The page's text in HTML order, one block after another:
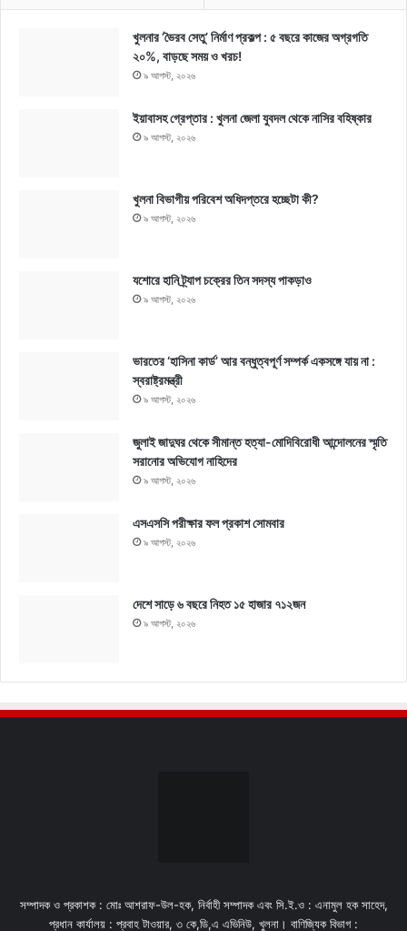
খুলনার ‘ভৈরব সেতু’ নির্মাণ প্রকল্প : ৫ বছরে কাজের অগ্রগতি
২০%, বাড়ছে সময় ও খরচ!
৯ আগস্ট, ২০২৬
ইয়াবাসহ গ্রেপ্তার : খুলনা জেলা যুবদল থেকে নাসির বহিষ্কার
৯ আগস্ট, ২০২৬
খুলনা বিভাগীয় পরিবেশ অধিদপ্তরে হচ্ছেটা কী?
৯ আগস্ট, ২০২৬
যশোরে হানি ট্র্যাপ চক্রের তিন সদস্য পাকড়াও
৯ আগস্ট, ২০২৬
ভারতের ‘হাসিনা কার্ড’ আর বন্ধুত্বপূর্ণ সম্পর্ক একসঙ্গে যায় না :
স্বরাষ্ট্রমন্ত্রী
৯ আগস্ট, ২০২৬
জুলাই জাদুঘর থেকে সীমান্ত হত্যা-মোদিবিরোধী আন্দোলনের স্মৃতি
সরানোর অভিযোগ নাহিদের
৯ আগস্ট, ২০২৬
এসএসসি পরীক্ষার ফল প্রকাশ সোমবার
৯ আগস্ট, ২০২৬
দেশে সাড়ে ৬ বছরে নিহত ১৫ হাজার ৭১২জন
৯ আগস্ট, ২০২৬
সম্পাদক ও প্রকাশক : মোঃ আশরাফ-উল-হক, নির্বাহী সম্পাদক এবং সি.ই.ও : এনামুল হক সাহেদ,
প্রধান কার্যালয় : প্রবাহ টাওয়ার, ৩ কে,ডি,এ এভিনিউ, খুলনা। বাণিজ্যিক বিভাগ :